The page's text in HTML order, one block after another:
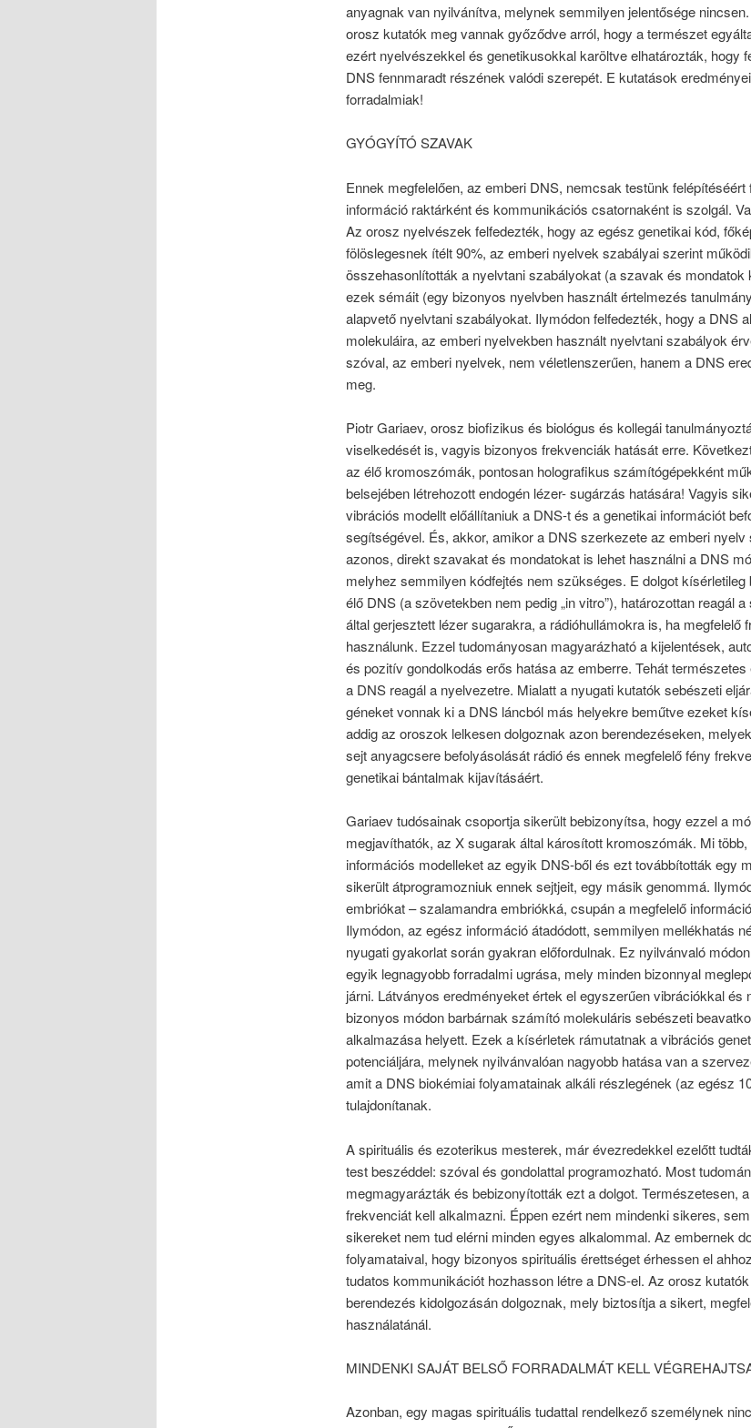
anyagnak van nyilvánítva, melynek semmilyen jelentősége
orosz kutatók meg vannak győződve arról, hogy a természet
ezért nyelvészekkel és genetikusokkal karöltve elhatározták, hogy
DNS fennmaradt részének valódi szerepét. E kutatások
forradalmiak!
GYÓGYÍTÓ SZAVAK
Ennek megfelelően, az emberi DNS, nemcsak testünk felépítéséért
információ raktárként és kommunikációs csatornaként is szolgál.
Az orosz nyelvészek felfedezték, hogy az egész genetikai kód,
fölöslegesnek ítélt 90%, az emberi nyelvek szabályai szerint
összehasonlították a nyelvtani szabályokat (a szavak és mondatok
ezek sémáit (egy bizonyos nyelvben használt értelmezés
alapvető nyelvtani szabályokat. Ilymódon felfedezték, hogy a DNS
molekuláira, az emberi nyelvekben használt nyelvtani szabályok
szóval, az emberi nyelvek, nem véletlenszerűen, hanem a DNS
meg.
Piotr Gariaev, orosz biofizikus és biológus és kollegái
viselkedését is, vagyis bizonyos frekvenciák hatását erre.
az élő kromoszómák, pontosan holografikus számítógépekként
belsejében létrehozott endogén lézer- sugárzás hatására! Vagyis
vibrációs modellt előállítaniuk a DNS-t és a genetikai információt
segítségével. És, akkor, amikor a DNS szerkezete az emberi
azonos, direkt szavakat és mondatokat is lehet használni a DNS
melyhez semmilyen kódfejtés nem szükséges. E dolgot kísérletileg
élő DNS (a szövetekben nem pedig „in vitro”), határozottan reagál
által gerjesztett lézer sugarakra, a rádióhullámokra is, ha megfelelő
használunk. Ezzel tudományosan magyarázható a kijelentések,
és pozitív gondolkodás erős hatása az emberre. Tehát
a DNS reagál a nyelvezetre. Mialatt a nyugati kutatók sebészeti
géneket vonnak ki a DNS láncból más helyekre beműtve ezeket
addig az oroszok lelkesen dolgoznak azon berendezéseken,
sejt anyagcsere befolyásolását rádió és ennek megfelelő fény
genetikai bántalmak kijavításáért.
Gariaev tudósainak csoportja sikerült bebizonyítsa, hogy ezzel a
megjavíthatók, az X sugarak által károsított kromoszómák. Mi
információs modelleket az egyik DNS-ből és ezt továbbították egy
sikerült átprogramozniuk ennek sejtjeit, egy másik genommá.
embriókat – szalamandra embriókká, csupán a megfelelő
Ilymódon, az egész információ átadódott, semmilyen mellékhatás
nyugati gyakorlat során gyakran előfordulnak. Ez nyilvánvaló
egyik legnagyobb forradalmi ugrása, mely minden bizonnyal
járni. Látványos eredményeket értek el egyszerűen vibrációkkal és
bizonyos módon barbárnak számító molekuláris sebészeti
alkalmazása helyett. Ezek a kísérletek rámutatnak a vibrációs
potenciáljára, melynek nyilvánvalóan nagyobb hatása van a
amit a DNS biokémiai folyamatainak alkáli részlegének (az egész
tulajdonítanak.
A spirituális és ezoterikus mesterek, már évezredekkel ezelőtt
test beszéddel: szóval és gondolattal programozható. Most
megmagyarázták és bebizonyították ezt a dolgot. Természetesen,
frekvenciát kell alkalmazni. Éppen ezért nem mindenki sikeres,
sikereket nem tud elérni minden egyes alkalommal. Az embernek
folyamataival, hogy bizonyos spirituális érettséget érhessen el
tudatos kommunikációt hozhasson létre a DNS-el. Az orosz
berendezés kidolgozásán dolgoznak, mely biztosítja a sikert,
használatánál.
MINDENKI SAJÁT BELSŐ FORRADALMÁT KELL
Azonban, egy magas spirituális tudattal rendelkező személynek